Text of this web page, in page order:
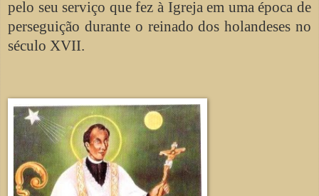
pelo seu serviço que fez à Igreja em uma época de
perseguição durante o reinado dos holandeses no
século XVII.